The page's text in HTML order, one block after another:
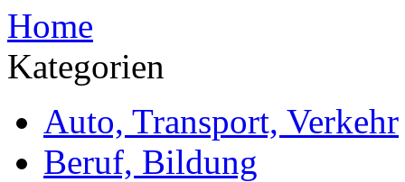
Home
Kategorien
Auto, Transport, Verkehr
Beruf, Bildung